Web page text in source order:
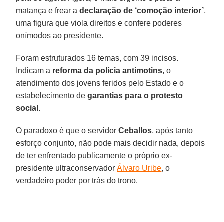
matança e frear adeclaração de ‘comoção interior’,
uma figura que viola direitos e confere poderes
onímodos ao presidente.
Foram estruturados 16 temas, com 39 incisos.
Indicam a reforma da polícia antimotins, o
atendimento dos jovens feridos pelo Estado e o
estabelecimento degarantias para o protesto
social .
O paradoxo é que o servidorCeballos, após tanto
esforço conjunto, não pode mais decidir nada, depois
de ter enfrentado publicamente o próprio ex-
presidente ultraconservadorÁlvaro Uribe, o
verdadeiro poder por trás do trono.